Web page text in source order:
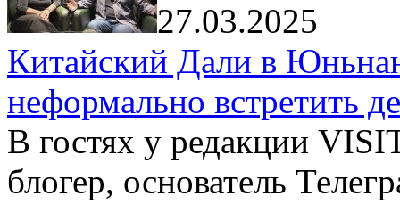
27.03.2025
Китайский Дали в
неформально встретить
В гостях у редакции
блогер, основатель